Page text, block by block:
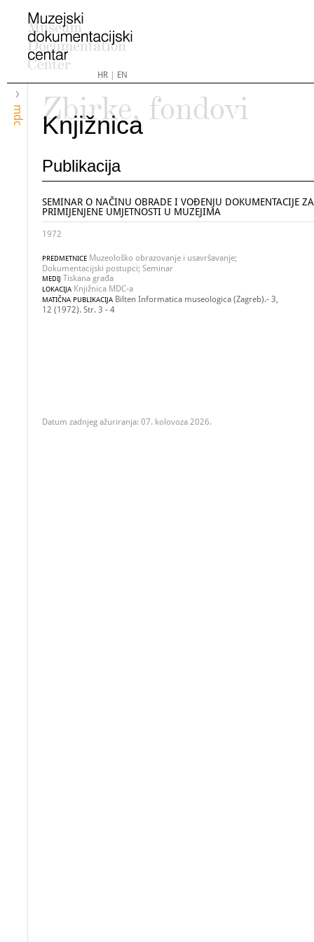
HR| EN
mdc
Zbirke, fondovi
Knjižnica
Publikacija
SEMINAR O NAČINU OBRADE I VOĐENJU DOKUMENTACIJE ZA
PRIMIJENJENE UMJETNOSTI U MUZEJIMA
1972
PREDMETNICE Muzeološko obrazovanje i usavršavanje;
Dokumentacijski postupci; Seminar
MEDIJ Tiskana građa
LOKACIJA Knjižnica MDC-a
MATIČNA PUBLIKACIJA Bilten Informatica museologica (Zagreb).- 3,
12 (1972). Str. 3 - 4
Datum zadnjeg ažuriranja: 07. kolovoza 2026.